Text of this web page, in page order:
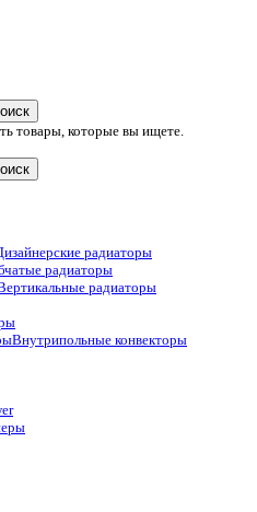
товары, которые вы ищете.
радиаторы
радиаторы
радиаторы
Внутрипольные конвекторы